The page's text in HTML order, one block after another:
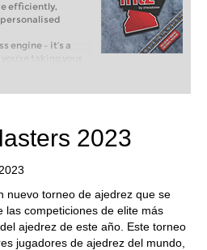
efficiently,
engine – it’s a
taking your
chess, or already
FRITZ, you can
and with a
2023
nuevo torneo de ajedrez que se
competiciones de elite más
ajedrez de este año. Este torneo
jugadores de ajedrez del mundo,